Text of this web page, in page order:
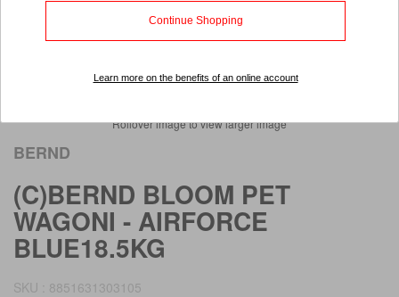
Rollover image to view larger image
BERND
(C)BERND BLOOM PET
WAGONI - AIRFORCE
BLUE18.5KG
SKU : 8851631303105
Continue Shopping
Learn more on the benefits of an online account